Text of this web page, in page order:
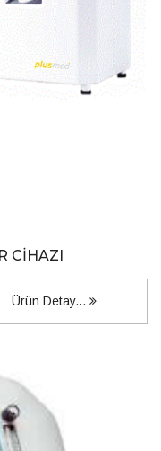
CİHAZI
Ürün Detay...